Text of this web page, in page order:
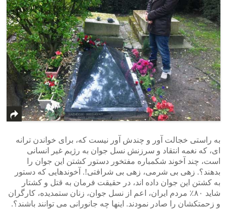
به راستی خجالت آور و چندش آور نیست که، برای خواندن ترانه
ای، که نغمه انتقاد و سرزنش نسل جوان به رژیم غیر انسانی
است، چند آخوند شکمباره مفتخور دستور کشتن این جوان را
بدهند؟. زهی بی شرمی، زهی بی شرافتی!. آخوندهایی که دستور
به کشتن این جوان داده اند، در حقیقت فرمان به قتل و کشتار
شاید ۸۰٪ مردم ایران، اعم از نسل جوان، زنان ستمدیده، کارگران
و زحمتکشان را صادر نمودند. اینها چه جانورانی می توانند باشند؟.